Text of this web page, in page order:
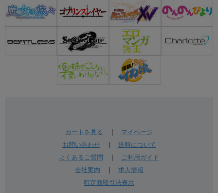
カートを見る
マイページ
お問い合わせ| 送料について
よくあるご質問
ご利用ガイド
会社案内
求人情報
特定商取引法表示